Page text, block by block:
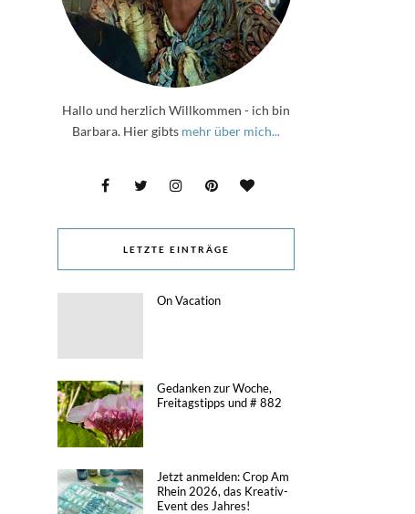
Hallo und herzlich Willkommen - ich bin
Barbara. Hier gibts mehr über mich...
LETZTE EINTRÄGE
On Vacation
Gedanken zur Woche,
Freitagstipps und # 882
Jetzt anmelden: Crop Am
Rhein 2026, das Kreativ-
Event des Jahres!